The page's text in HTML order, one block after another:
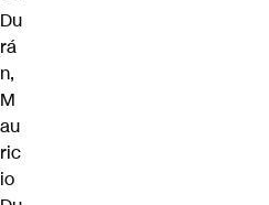
Du
rá
n,
M
au
ric
io